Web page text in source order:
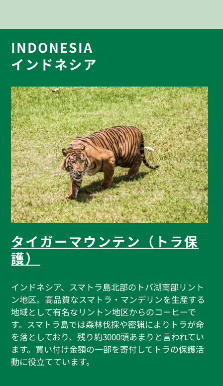
INDONESIA
インドネシア
タイガーマウンテン（トラ保
護）
インドネシア、スマトラ島北部のトバ湖南部リント
ン地区。高品質なスマトラ・マンデリンを生産する
地域として有名なリントン地区からのコーヒーで
す。スマトラ島では森林伐採や密猟によりトラが命
を落としており、残り約3000頭あまりと言われてい
ます。買い付け金額の一部を寄付してトラの保護活
動に役立てています。